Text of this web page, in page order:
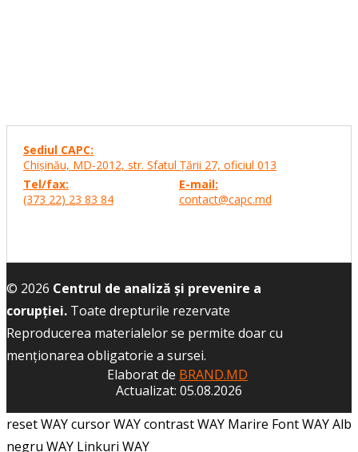
Sediul CAPC:
Chişinău, MD-2012, str. Sfatul Ţării 27, oficiul 013
Tel/fax:
(373 22) 23 83 84
E-mail:
contact@capc.md
© 2026 Centrul de analiză și prevenire a
corupției. Toate drepturile rezervate
Reproducerea materialelor se permite doar cu
menţionarea obligatorie a sursei.
Elaborat de BRAND.MD
Actualizat: 05.08.2026
reset WAYcursor WAYcontrast WAY Marire Font WAYAlb
negru WAY Linkuri WAY